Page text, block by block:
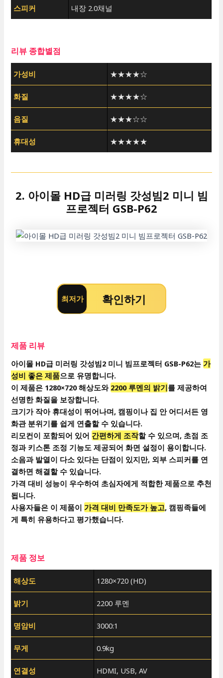
스피커 내장 2.0채널
리뷰 종합별점
가성비 ★★★★☆
화질 ★★★★☆
음질 ★★★☆☆
휴대성 ★★★★★
2. 아이몰 HD급 미러링 갓성빔2 미니 빔
프로젝터 GSB-P62
최저가 확인하기
제품 리뷰
아이몰 HD급 미러링 갓성빔2 미니 빔프로젝터 GSB-P62는 가
성비 좋은 제품으로 유명합니다.
이 제품은 1280×720 해상도와 2200 루멘의 밝기를 제공하여
선명한 화질을 보장합니다.
크기가 작아 휴대성이 뛰어나며, 캠핑이나 집 안 어디서든 영
화관 분위기를 쉽게 연출할 수 있습니다.
리모컨이 포함되어 있어 간편하게 조작할 수 있으며, 초점 조
정과 키스톤 조정 기능도 제공되어 화면 설정이 용이합니다.
소음과 발열이 다소 있다는 단점이 있지만, 외부 스피커를 연
결하면 해결할 수 있습니다.
가격 대비 성능이 우수하여 초심자에게 적합한 제품으로 추천
됩니다.
사용자들은 이 제품이 가격 대비 만족도가 높고, 캠핑족들에
게 특히 유용하다고 평가했습니다.
제품 정보
해상도 1280×720 (HD)
밝기 2200 루멘
명암비 3000:1
무게 0.9kg
연결성 HDMI, USB, AV